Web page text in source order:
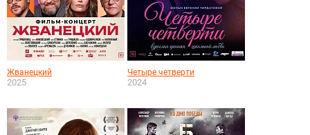
Жванецкий
2025
Четыре четверти
2024